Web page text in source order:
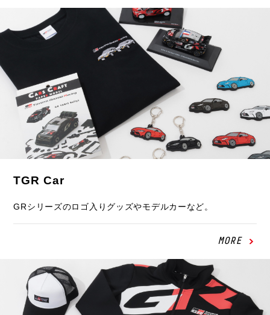
TGR Car
GRシリーズのロゴ入りグッズやモデルカーなど。
MORE